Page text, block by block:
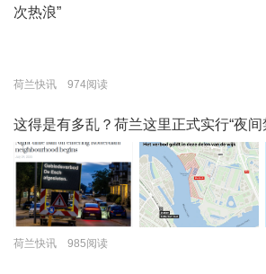
次热浪”
荷兰快讯 974阅读
这得是有多乱？荷兰这里正式实行“夜
荷兰快讯 985阅读